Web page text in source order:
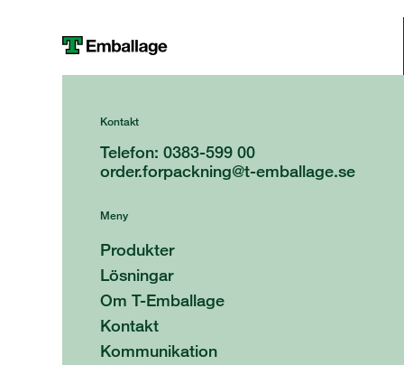
Kontakt
Telefon: 0383-599 00
order.forpackning@t-emballage.se
Meny
Produkter
Lösningar
Om T-Emballage
Kontakt
Kommunikation